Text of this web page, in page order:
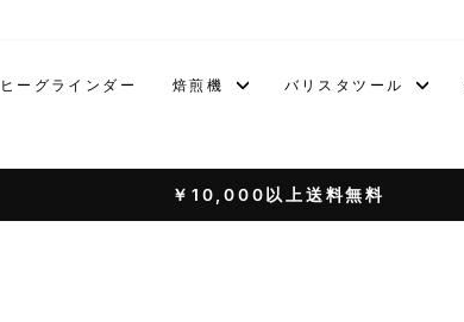
ーグラインダー 焙煎機 バリスタツール
pause
￥10,000以上送料無料